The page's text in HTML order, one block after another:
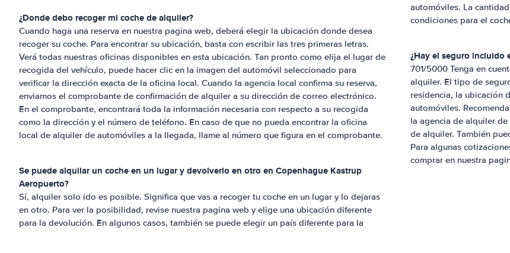
¿Donde debo recoger mi coche de alquiler?
Cuando haga una reserva en nuestra pagina web, deberá elegir la ubicación donde desea
recoger su coche. Para encontrar su ubicación, basta con escribir las tres primeras letras.
Verá todas nuestras oficinas disponibles en esta ubicación. Tan pronto como elija el lugar de
recogida del vehículo, puede hacer clic en la imagen del automóvil seleccionado para
verificar la dirección exacta de la oficina local. Cuando la agencia local confirma su reserva,
enviamos el comprobante de confirmación de alquiler a su dirección de correo electrónico.
En el comprobante, encontrará toda la información necesaria con respecto a su recogida
como la dirección y el número de teléfono. En caso de que no pueda encontrar la oficina
local de alquiler de automóviles a la llegada, llame al número que figura en el comprobante.
Se puede alquilar un coche en un lugar y devolverlo en otro en Copenhague Kastrup
Aeropuerto?
Sí, alquiler solo ido es posible. Significa que vas a recoger tu coche en un lugar y lo dejaras
en otro. Para ver la posibilidad, revise nuestra pagina web y elige una ubicación diferente
para la devolución. En algunos casos, también se puede elegir un país diferente para la
automóviles. La
condiciones para el
¿Hay el seguro incluido
701/5000 Tenga en
alquiler. El tipo de
residencia, la ubicación
automóviles.
la agencia de alquiler
de alquiler. También
Para algunas
comprar en nuestra